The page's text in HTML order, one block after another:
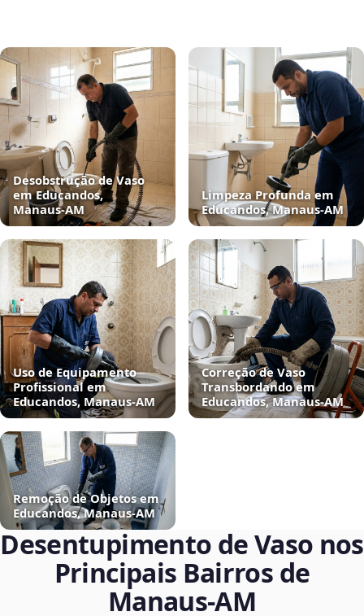
Desobstrução de Vaso
em Educandos,
Manaus‑AM
Limpeza Profunda em
Educandos, Manaus‑AM
Uso de Equipamento
Profissional em
Educandos, Manaus‑AM
Correção de Vaso
Transbordando em
Educandos, Manaus‑AM
Remoção de Objetos em
Educandos, Manaus‑AM
Desentupimento de Vaso nos
Principais Bairros de
Manaus‑AM